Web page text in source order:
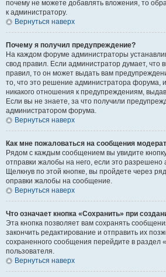
почему не можете добавлять вложения, то
к администратору.
Вернуться наверх
Почему я получил предупреждение?
На каждом форуме администраторы
свод правил. Если администратор думает, что
правил, то он может выдать вам
то, что это решение администратора форума,
никакого отношения к предупреждениям,
Если вы не знаете, за что получили
администратором форума.
Вернуться наверх
Как мне пожаловаться на сообщения
Рядом с каждым сообщением вы увидите
отправки жалобы на него, если это
Щелкнув по этой кнопке, вы пройдете через
оправки жалобы на сообщение.
Вернуться наверх
Что означает кнопка «Сохранить» при
Эта кнопка позволяет вам сохранять
закончить редактирование и отправить их
сохраненного сообщения перейдите в раздел
пользователя.
Вернуться наверх